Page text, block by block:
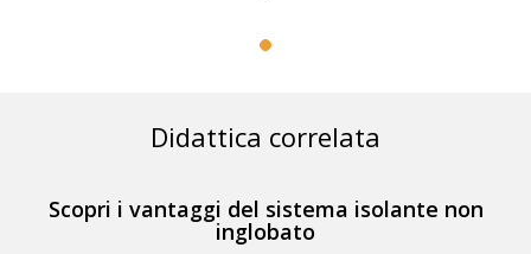
Didattica correlata
Scopri i vantaggi del sistema isolante non
inglobato